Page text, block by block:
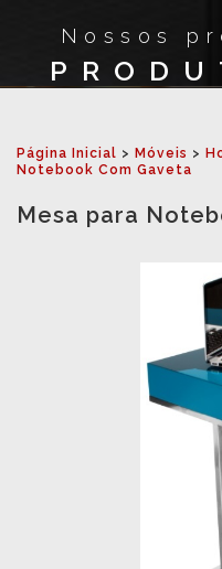
Nossos
Página Inicial > Móveis >
Notebook Com Gaveta
Mesa para